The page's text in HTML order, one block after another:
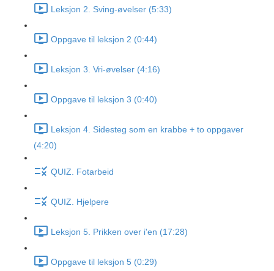
Leksjon 2. Sving-øvelser (5:33)
Oppgave til leksjon 2 (0:44)
Leksjon 3. Vri-øvelser (4:16)
Oppgave til leksjon 3 (0:40)
Leksjon 4. Sidesteg som en krabbe + to oppgaver
(4:20)
QUIZ. Fotarbeid
QUIZ. Hjelpere
Leksjon 5. Prikken over i'en (17:28)
Oppgave til leksjon 5 (0:29)